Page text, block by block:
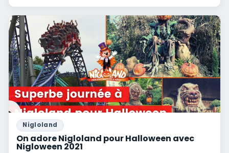
Nigloland
On adore Nigloland pour Halloween avec
Nigloween 2021